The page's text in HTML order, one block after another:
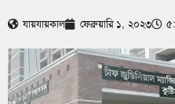
যায়যায়কাল ফেব্রুয়ারি ১, ২০২৩